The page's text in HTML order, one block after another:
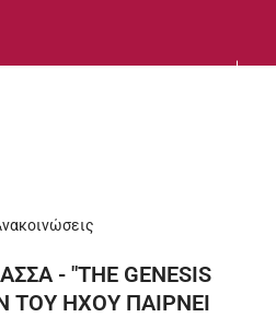
- "THE GENESIS
ΤΟΥ ΗΧΟΥ ΠΑΙΡΝΕΙ